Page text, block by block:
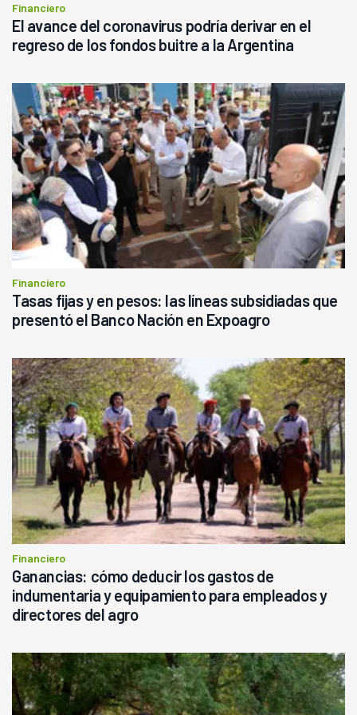
Financiero
El avance del coronavirus podría derivar en el
regreso de los fondos buitre a la Argentina
Financiero
Tasas fijas y en pesos: las líneas subsidiadas que
presentó el Banco Nación en Expoagro
Financiero
Ganancias: cómo deducir los gastos de
indumentaria y equipamiento para empleados y
directores del agro